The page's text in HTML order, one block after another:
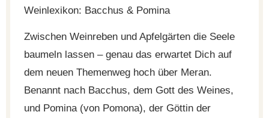
Weinlexikon: Bacchus & Pomina
Zwischen Weinreben und Apfelgärten die Seele
baumeln lassen – genau das erwartet Dich auf
dem neuen Themenweg hoch über Meran.
Benannt nach Bacchus, dem Gott des Weines,
und Pomina (von Pomona), der Göttin der